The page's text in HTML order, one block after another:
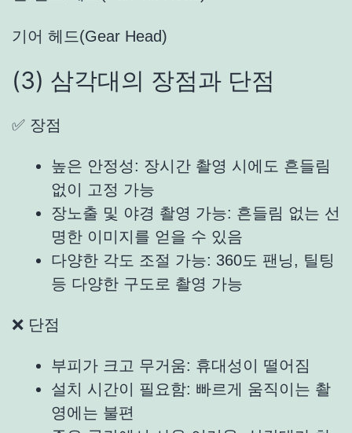
기어 헤드(Gear Head)
(3) 삼각대의 장점과 단점
✅ 장점
높은 안정성: 장시간 촬영 시에도 흔들림
없이 고정 가능
장노출 및 야경 촬영 가능: 흔들림 없는 선
명한 이미지를 얻을 수 있음
다양한 각도 조절 가능: 360도 팬닝, 틸팅
등 다양한 구도로 촬영 가능
❌ 단점
부피가 크고 무거움: 휴대성이 떨어짐
설치 시간이 필요함: 빠르게 움직이는 촬
영에는 불편